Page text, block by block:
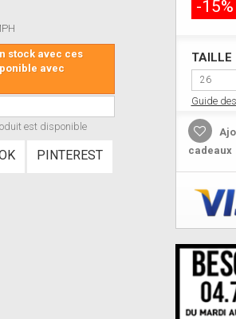
stock avec ces
avec
est disponible
PINTEREST
-15%
TAILLE
26
Guide
cadeaux